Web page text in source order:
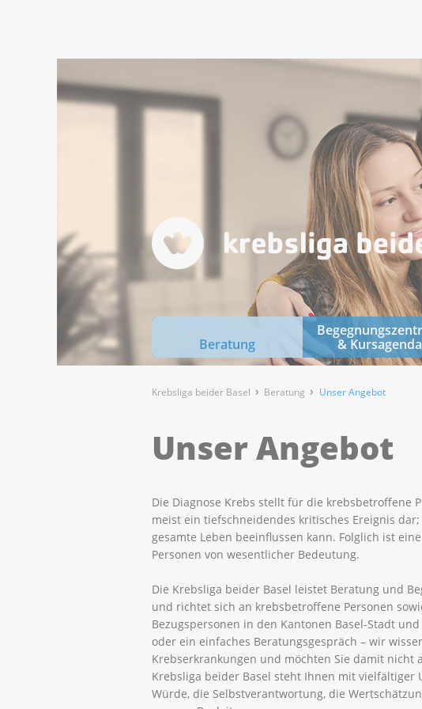
Beratung
& Kursagenda
Krebsliga beider Basel Beratung Unser Angebot
Unser Angebot
Die Diagnose Krebs stellt für die krebsbetroffene
meist ein tiefschneidendes kritisches Ereignis
gesamte Leben beeinflussen kann. Folglich ist
Personen von wesentlicher Bedeutung.
Die Krebsliga beider Basel leistet Beratung und
und richtet sich an krebsbetroffene Personen
Bezugspersonen in den Kantonen Basel-Stadt
oder ein einfaches Beratungsgespräch – wir
Krebserkrankungen und möchten Sie damit nicht
Krebsliga beider Basel steht Ihnen mit vielfältiger
Würde, die Selbstverantwortung, die